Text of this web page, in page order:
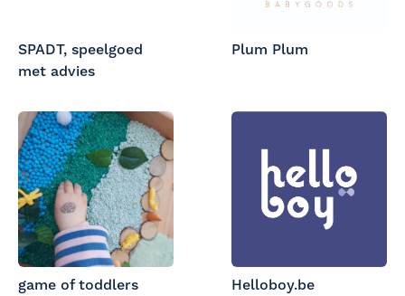
SPADT, speelgoed
met advies
Plum Plum
game of toddlers Helloboy.be